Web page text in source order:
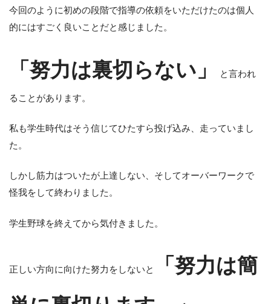
今回のように初めの段階で指導の依頼をいただけたのは個人
的にはすごく良いことだと感じました。
「努力は裏切らない」 と言われ
ることがあります。
私も学生時代はそう信じてひたすら投げ込み、走っていまし
た。
しかし筋力はついたが上達しない、そしてオーバーワークで
怪我をして終わりました。
学生野球を終えてから気付きました。
正しい方向に向けた努力をしないと
「努力は簡